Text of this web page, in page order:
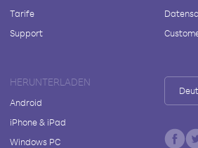
Tarife
Support
HERUNTERLADEN
Android
iPhone & iPad
Windows PC